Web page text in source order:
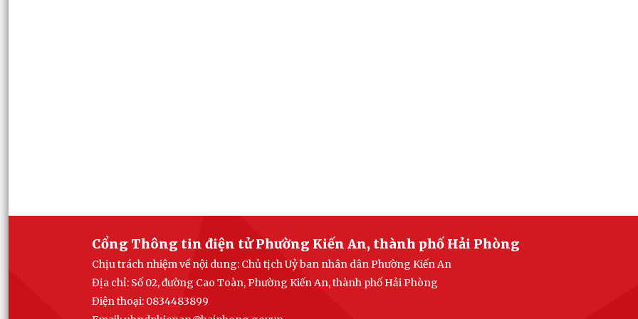
Cổng Thông tin điện tử Phường Kiến An, thành phố Hải Phòng
Chịu trách nhiệm về nội dung: Chủ tịch Uỷ ban nhân dân Phường Kiến An
Địa chỉ: Số 02, đường Cao Toàn, Phường Kiến An, thành phố Hải Phòng
Điện thoại: 0834483899